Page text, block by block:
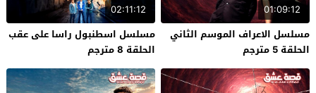
01:09:12
مسلسل الاعراف الموسم الثاني
الحلقة 5 مترجم
02:11:12
مسلسل اسطنبول راسا على عقب
الحلقة 8 مترجم